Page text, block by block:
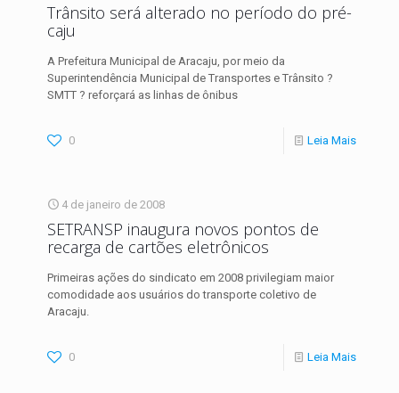
Trânsito será alterado no período do pré-
caju
A Prefeitura Municipal de Aracaju, por meio da
Superintendência Municipal de Transportes e Trânsito ?
SMTT ? reforçará as linhas de ônibus
0 Leia Mais
4 de janeiro de 2008
SETRANSP inaugura novos pontos de
recarga de cartões eletrônicos
Primeiras ações do sindicato em 2008 privilegiam maior
comodidade aos usuários do transporte coletivo de
Aracaju.
0 Leia Mais